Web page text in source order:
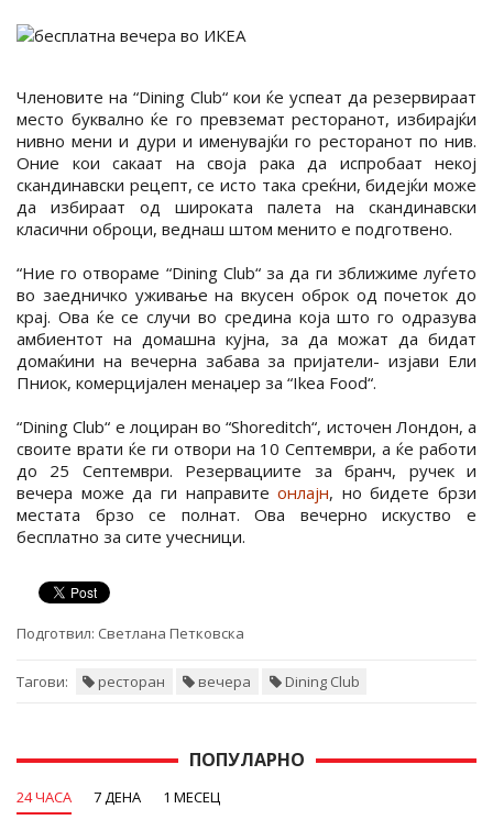
Членовите на “Dining Club“ кои ќе успеат да резервираат
место буквално ќе го превземат ресторанот, избирајќи
нивно мени и дури и именувајќи го ресторанот по нив.
Оние кои сакаат на своја рака да испробаат некој
скандинавски рецепт, се исто така среќни, бидејќи може
да избираат од широката палета на скандинавски
класични оброци, веднаш штом менито е подготвено.
“Ние го отвораме “Dining Club“ за да ги зближиме луѓето
во заедничко уживање на вкусен оброк од почеток до
крај. Ова ќе се случи во средина која што го одразува
амбиентот на домашна кујна, за да можат да бидат
домаќини на вечерна забава за пријатели- изјави Ели
Пниок, комерцијален менаџер за “Ikea Food“.
“Dining Club“ е лоциран во “Shoreditch“, источен Лондон, а
своите врати ќе ги отвори на 10 Септември, а ќе работи
до 25 Септември. Резервациите за бранч, ручек и
вечера може да ги направите онлајн, но бидете брзи
местата брзо се полнат. Ова вечерно искуство е
бесплатно за сите учесници.
Подготвил: Светлана Петковска
Тагови: ресторан вечера Dining Club
ПОПУЛАРНО
24 ЧАСА 7 ДЕНА 1 МЕСЕЦ